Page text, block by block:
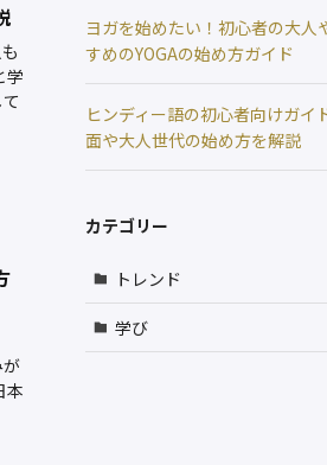
学
本
ヨガを始めたい！初心者の大人
すめのYOGAの始め方ガイド
ヒンディー語の初心者向けガイ
面や大人世代の始め方を解説
カテゴリー
トレンド
学び